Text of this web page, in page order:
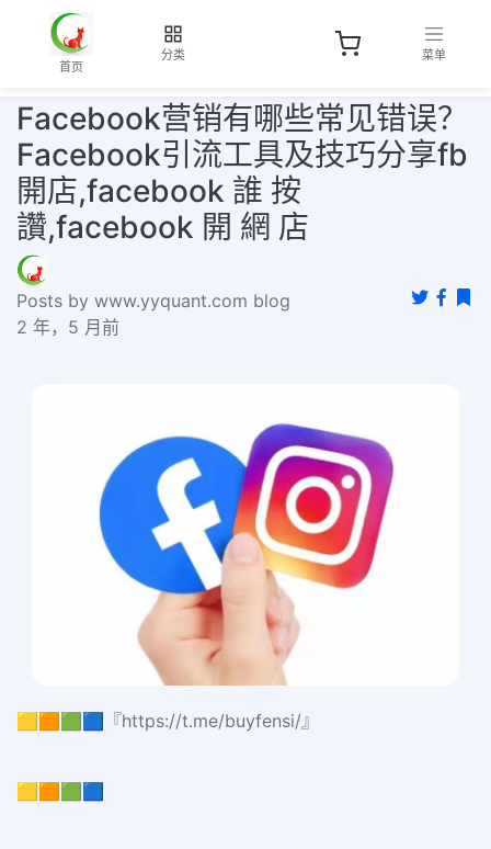
首页
分类 菜单
Facebook营销有哪些常见错误？
Facebook引流工具及技巧分享fb
開店,facebook 誰 按
讚,facebook 開 網 店
Posts by www.yyquant.com blog
2 年，5 月前
🟨🟧🟩🟦『https://t.me/buyfensi/』
🟨🟧🟩🟦